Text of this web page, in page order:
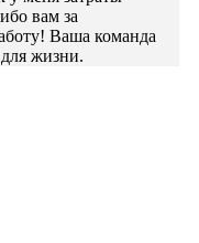
вам за
Ваша команда
жизни.